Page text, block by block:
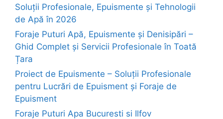
Soluții Profesionale, Epuismente și Tehnologii
de Apă în 2026
Foraje Puturi Apă, Epuismente și Denisipări –
Ghid Complet și Servicii Profesionale în Toată
Țara
Proiect de Epuismente – Soluții Profesionale
pentru Lucrări de Epuisment și Foraje de
Epuisment
Foraje Puturi Apa Bucuresti si Ilfov